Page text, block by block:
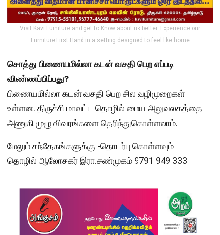
Visit Kavi Furniture and get to Know about us better. Experience our
Furniture First Hand in a setting designed to feel like home
சொத்து பிணையமில்லா கடன் வசதி பெற எப்படி
விண்ணப்பிப்பது?
பிணையமில்லா கடன் வசதி பெற சில வழிமுறைகள்
உள்ளன. திருச்சி மாவட்ட தொழில் மைய அலுவலகத்தை
அணுகி முழு விவரங்களை தெரிந்துகொள்ளலாம்.
மேலும் சந்தேகங்களுக்கு -தொடர்பு கொள்ளவும்
தொழில் ஆலோசகர் இரா.சண்முகம் 9791 949 333